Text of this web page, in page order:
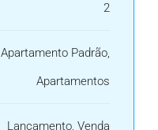
2
Apartamento Padrão,
Apartamentos
Lançamento, Venda